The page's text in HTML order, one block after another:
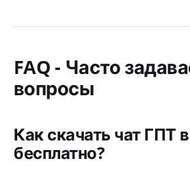
FAQ - Часто
вопросы
Как скачать чат ГПТ
бесплатно?